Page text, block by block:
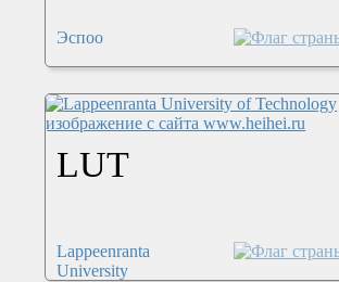
Эспоо
LUT
Lappeenranta
University